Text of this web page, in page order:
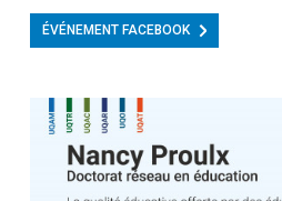
ÉVÉNEMENT FACEBOOK